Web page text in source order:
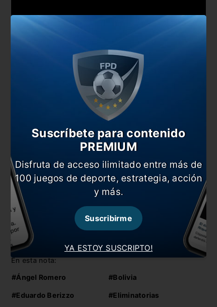
También te puede interesar
Paraguay vs Bolivia: duelo de necesidades
opuestas
Berizzo: «Es un premio a la insistencia»
La Albirroja de Berizzo quiere dar el golpe en
Venezuela
Berizzo: «Debemos seguir apostando por jugar»
En esta nota:
#Ángel Romero #Bolivia
#Eduardo Berizzo #Eliminatorias
YA ESTOY SUSCRIPTO!
Suscríbete para contenido
PREMIUM
Disfruta de acceso ilimitado entre más de
100 juegos de deporte, estrategia, acción
y más.
Suscribirme